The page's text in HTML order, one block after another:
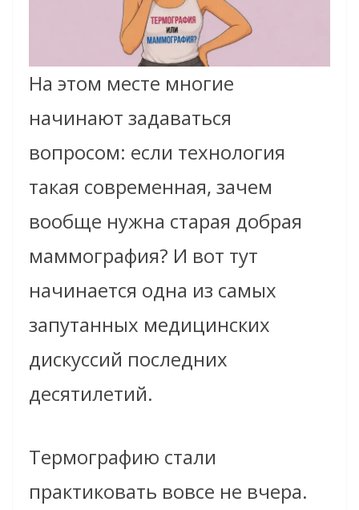
На этом месте многие
начинают задаваться
вопросом: если технология
такая современная, зачем
вообще нужна старая добрая
маммография? И вот тут
начинается одна из самых
запутанных медицинских
дискуссий последних
десятилетий.
Термографию стали
практиковать вовсе не вчера.